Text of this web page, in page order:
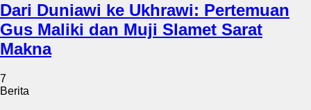
Dari Duniawi ke Ukhrawi: Pertemuan
Gus Maliki dan Muji Slamet Sarat
Makna
7
Berita